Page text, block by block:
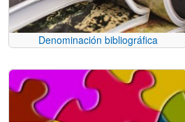
Denominación bibliográfica